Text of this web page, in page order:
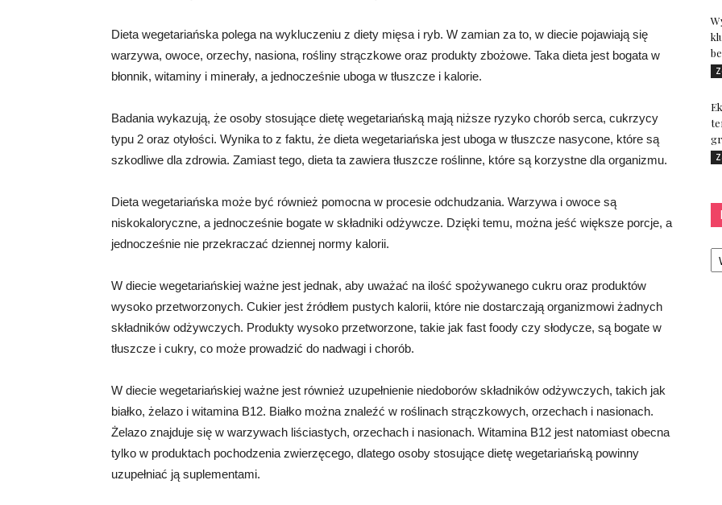
Dieta wegetariańska polega na wykluczeniu z diety mięsa i ryb. W zamian za to, w diecie pojawiają się
warzywa, owoce, orzechy, nasiona, rośliny strączkowe oraz produkty zbożowe. Taka dieta jest bogata w
błonnik, witaminy i minerały, a jednocześnie uboga w tłuszcze i kalorie.
Badania wykazują, że osoby stosujące dietę wegetariańską mają niższe ryzyko chorób serca, cukrzycy
typu 2 oraz otyłości. Wynika to z faktu, że dieta wegetariańska jest uboga w tłuszcze nasycone, które są
szkodliwe dla zdrowia. Zamiast tego, dieta ta zawiera tłuszcze roślinne, które są korzystne dla organizmu.
Dieta wegetariańska może być również pomocna w procesie odchudzania. Warzywa i owoce są
niskokaloryczne, a jednocześnie bogate w składniki odżywcze. Dzięki temu, można jeść większe porcje, a
jednocześnie nie przekraczać dziennej normy kalorii.
W diecie wegetariańskiej ważne jest jednak, aby uważać na ilość spożywanego cukru oraz produktów
wysoko przetworzonych. Cukier jest źródłem pustych kalorii, które nie dostarczają organizmowi żadnych
składników odżywczych. Produkty wysoko przetworzone, takie jak fast foody czy słodycze, są bogate w
tłuszcze i cukry, co może prowadzić do nadwagi i chorób.
W diecie wegetariańskiej ważne jest również uzupełnienie niedoborów składników odżywczych, takich jak
białko, żelazo i witamina B12. Białko można znaleźć w roślinach strączkowych, orzechach i nasionach.
Żelazo znajduje się w warzywach liściastych, orzechach i nasionach. Witamina B12 jest natomiast obecna
tylko w produktach pochodzenia zwierzęcego, dlatego osoby stosujące dietę wegetariańską powinny
uzupełniać ją suplementami.